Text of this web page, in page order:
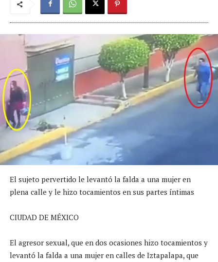
El sujeto pervertido le levantó la falda a una mujer en
plena calle y le hizo tocamientos en sus partes íntimas
CIUDAD DE MÉXICO
El agresor sexual, que en dos ocasiones hizo tocamientos y
levantó la falda a una mujer en calles de Iztapalapa, que